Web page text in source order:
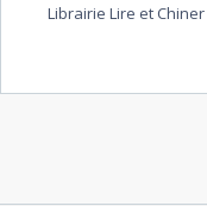
Librairie Lire et Chiner